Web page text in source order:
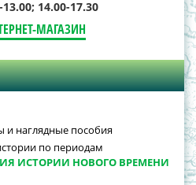
14.00-17.30
МАГАЗИН
и наглядные пособия
по периодам
ИСТОРИИ НОВОГО ВРЕМЕНИ